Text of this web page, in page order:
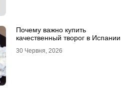
Почему важно купить
качественный творог в Испании
30 Червня, 2026